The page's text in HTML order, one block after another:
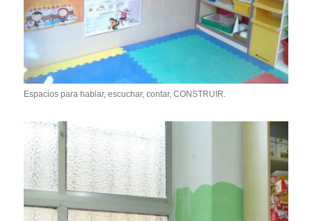
Espacios para hablar, escuchar, contar, CONSTRUIR.